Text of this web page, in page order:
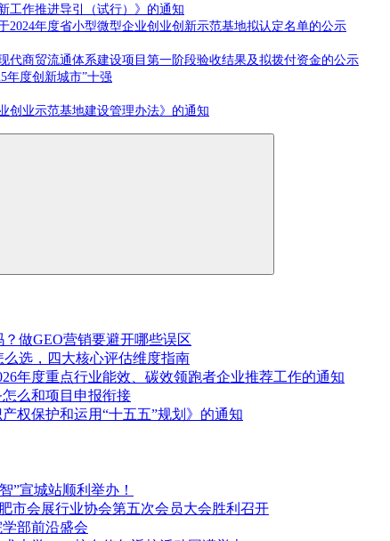
工作推进导引（试行）》的通知
2024年度省小型微型企业创业创新示范基地拟认定名单的公示
代商贸流通体系建设项目第一阶段验收结果及拟拨付资金的公示
年度创新城市”十强
创业示范基地建设管理办法》的通知
做GEO营销要避开哪些误区
么选，四大核心评估维度指南
年度重点行业能效、碳效领跑者企业推荐工作的通知
么和项目申报衔接
权保护和运用“十五五”规划》的通知
”宣城站顺利举办！
市会展行业协会第五次会员大会胜利召开
部前沿盛会